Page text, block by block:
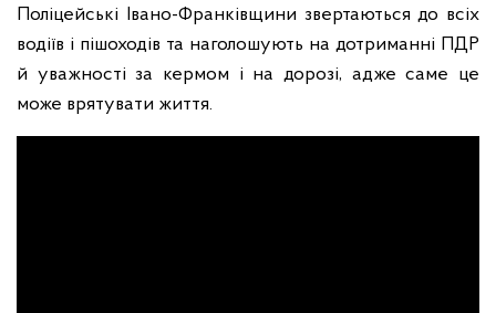
Поліцейські Івано-Франківщини звертаються до всіх
водіїв і пішоходів та наголошують на дотриманні ПДР
й уважності за кермом і на дорозі, адже саме це
може врятувати життя.